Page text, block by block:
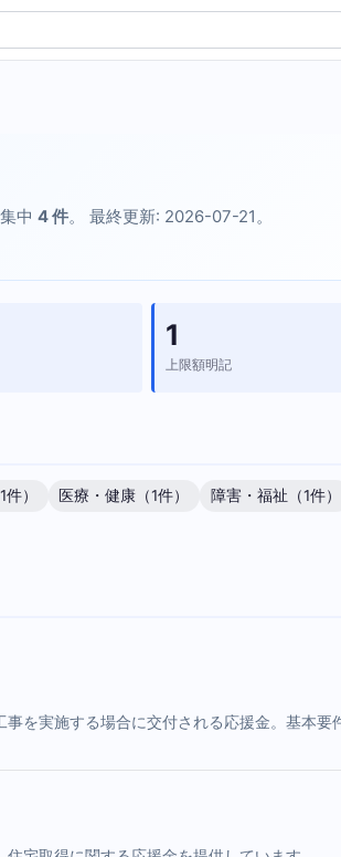
中 4 件。 最終更新: 2026-07-21。
1
上限額明記
） 医療・健康（1件）
障害・福祉（1件）
を実施する場合に交付される応援金。基本